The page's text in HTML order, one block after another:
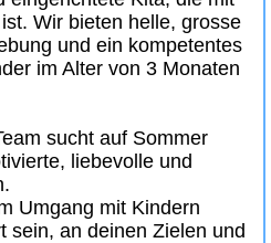
Wir bieten helle, grosse
und ein kompetentes
im Alter von 3 Monaten
sucht auf Sommer
liebevolle und
Umgang mit Kindern
sein, an deinen Zielen und